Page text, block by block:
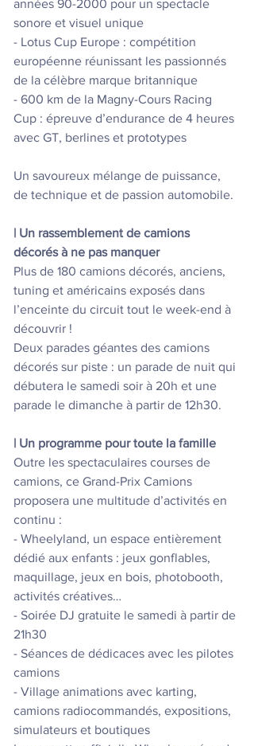
années 90-2000 pour un spectacle
sonore et visuel unique
- Lotus Cup Europe : compétition
européenne réunissant les passionnés
de la célèbre marque britannique
- 600 km de la Magny-Cours Racing
Cup : épreuve d’endurance de 4 heures
avec GT, berlines et prototypes
Un savoureux mélange de puissance,
de technique et de passion automobile.
| Un rassemblement de camions
décorés à ne pas manquer
Plus de 180 camions décorés, anciens,
tuning et américains exposés dans
l’enceinte du circuit tout le week-end à
découvrir !
Deux parades géantes des camions
décorés sur piste : un parade de nuit qui
débutera le samedi soir à 20h et une
parade le dimanche à partir de 12h30.
| Un programme pour toute la famille
Outre les spectaculaires courses de
camions, ce Grand-Prix Camions
proposera une multitude d’activités en
continu :
- Wheelyland, un espace entièrement
dédié aux enfants : jeux gonflables,
maquillage, jeux en bois, photobooth,
activités créatives…
- Soirée DJ gratuite le samedi à partir de
21h30
- Séances de dédicaces avec les pilotes
camions
- Village animations avec karting,
camions radiocommandés, expositions,
simulateurs et boutiques